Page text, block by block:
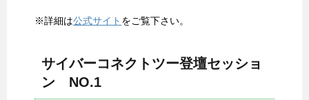
※詳細は公式サイト をご覧下さい。
サイバーコネクトツー登壇セッショ
ン NO.1